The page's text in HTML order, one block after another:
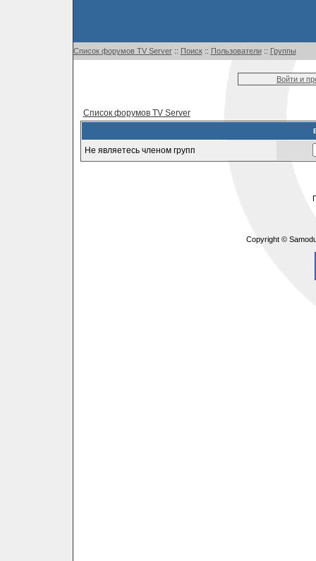
Список форумов TV Server:: Поиск:: Пользователи:: Группы
Войти и
Список форумов TV Server
Не являетесь членом групп
Copyright ©